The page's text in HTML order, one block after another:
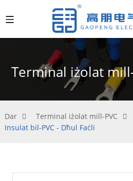
Terminal iżolat
Dar Terminal iżolat mill-PVC
Insulat bil-PVC - Dħul Faċli